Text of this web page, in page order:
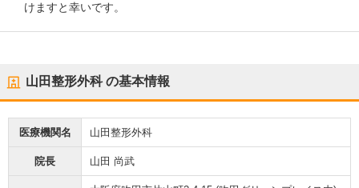
けますと幸いです。
山田整形外科の基本情報
医療機関名 山田整形外科
院長 山田 尚武